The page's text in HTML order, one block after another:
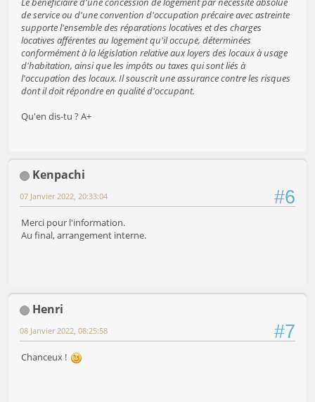
de service ou d'une convention d'occupation précaire avec astreinte
supporte l'ensemble des réparations locatives et des charges
locatives afférentes au logement qu'il occupe, déterminées
conformément à la législation relative aux loyers des locaux à usage
d'habitation, ainsi que les impôts ou taxes qui sont liés à
l'occupation des locaux. Il souscrit une assurance contre les risques
dont il doit répondre en qualité d'occupant.
Qu'en dis-tu ? A+
Kenpachi
#6
07 Janvier 2022, 20:33:04
Merci pour l'information.
Au final, arrangement interne.
Henri
#7
08 Janvier 2022, 08:25:58
Chanceux !